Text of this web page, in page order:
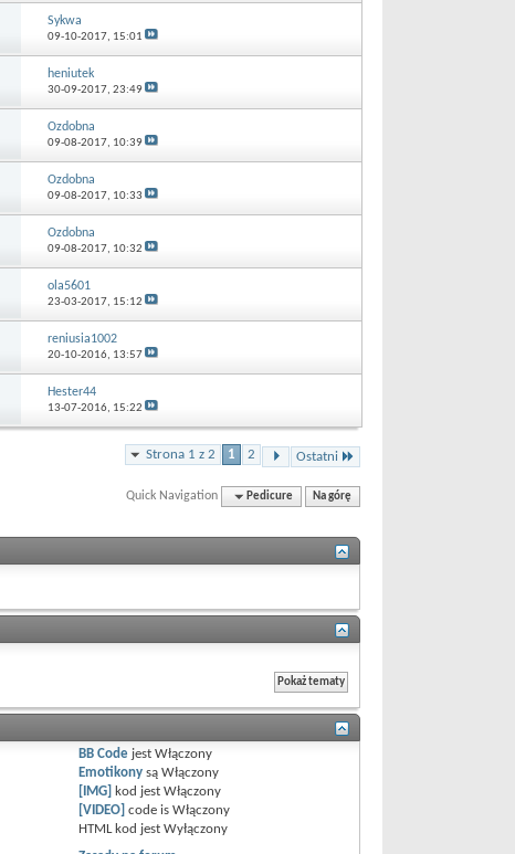
Sykwa
09-10-2017, 15:01
heniutek
30-09-2017, 23:49
Ozdobna
09-08-2017, 10:39
Ozdobna
09-08-2017, 10:33
Ozdobna
09-08-2017, 10:32
ola5601
23-03-2017, 15:12
reniusia1002
20-10-2016, 13:57
Hester44
13-07-2016, 15:22
Strona 1 z 2 1 2 Ostatni
Quick Navigation Pedicure Na górę
BB Code jestWłączony
Emotikony sąWłączony
[IMG] kod jestWłączony
[VIDEO] code isWłączony
HTML kod jestWyłączony